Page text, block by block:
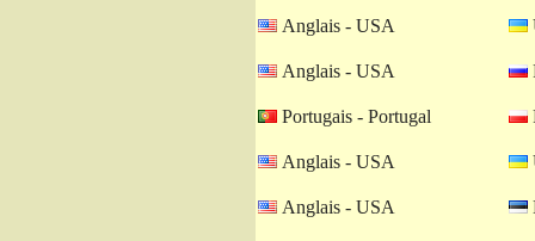
Anglais - USA
Anglais - USA
Portugais - Portugal
Anglais - USA
Anglais - USA